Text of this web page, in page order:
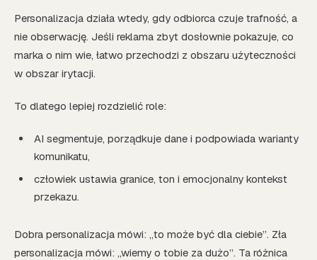
Personalizacja działa wtedy, gdy odbiorca czuje trafność, a
nie obserwację. Jeśli reklama zbyt dosłownie pokazuje, co
marka o nim wie, łatwo przechodzi z obszaru użyteczności
w obszar irytacji.
To dlatego lepiej rozdzielić role:
AI segmentuje, porządkuje dane i podpowiada warianty
komunikatu,
człowiek ustawia granice, ton i emocjonalny kontekst
przekazu.
Dobra personalizacja mówi: „to może być dla ciebie”. Zła
personalizacja mówi: „wiemy o tobie za dużo”. Ta różnica